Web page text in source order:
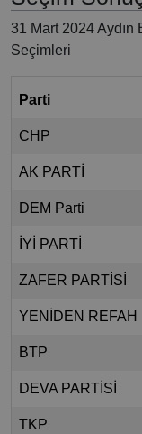
31 Mart 2024 Aydın
Seçimleri
Parti
CHP
AK PARTİ
DEM Parti
İYİ PARTİ
ZAFER PARTİSİ
YENİDEN REFAH
BTP
DEVA PARTİSİ
TKP